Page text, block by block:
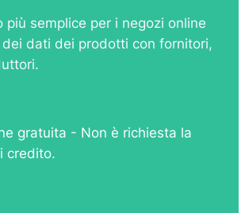
più semplice per i negozi online
dati dei prodotti con fornitori,
gratuita - Non è richiesta la
credito.